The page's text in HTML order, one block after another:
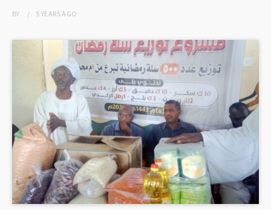
BY 5 YEARSAGO